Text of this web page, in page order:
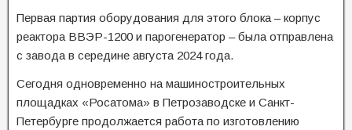
Первая партия оборудования для этого блока – корпус
реактора ВВЭР-1200 и парогенератор – была отправлена
с завода в середине августа 2024 года.
Сегодня одновременно на машиностроительных
площадках «Росатома» в Петрозаводске и Санкт-
Петербурге продолжается работа по изготовлению